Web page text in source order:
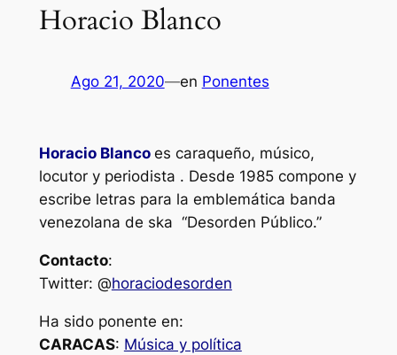
Horacio Blanco
Ago 21, 2020—en Ponentes
Horacio Blanco es caraqueño, músico,
locutor y periodista . Desde 1985 compone y
escribe letras para la emblemática banda
venezolana de ska “Desorden Público.”
Contacto:
Twitter: @horaciodesorden
Ha sido ponente en:
CARACAS: Música y política